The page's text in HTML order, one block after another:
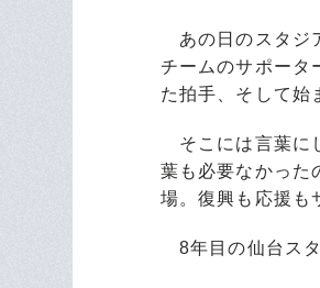
あの日のスタジ
チームのサポータ
た拍手、そして
そこには言葉に
葉も必要なかった
場。復興も応援も
8年目の仙台スタ